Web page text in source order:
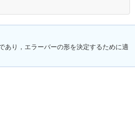
あり，エラーバーの形を決定するために適